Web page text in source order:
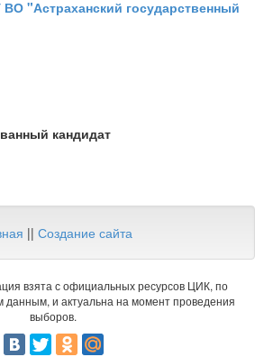
"Астраханский государственный
кандидат
|| Создание сайта
взята с официальных ресурсов ЦИК, по
и актуальна на момент проведения
выборов.